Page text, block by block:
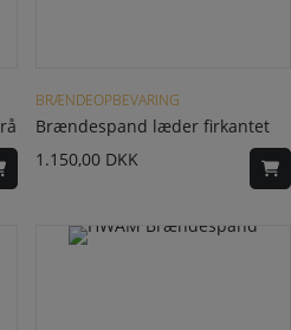
BRÆNDEOPBEVARING
Brændespand læder firkantet
1.150,00 DKK